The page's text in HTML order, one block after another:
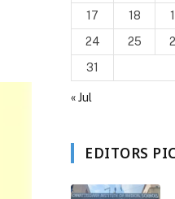
17
18
24
25
31
« Jul
EDITORS